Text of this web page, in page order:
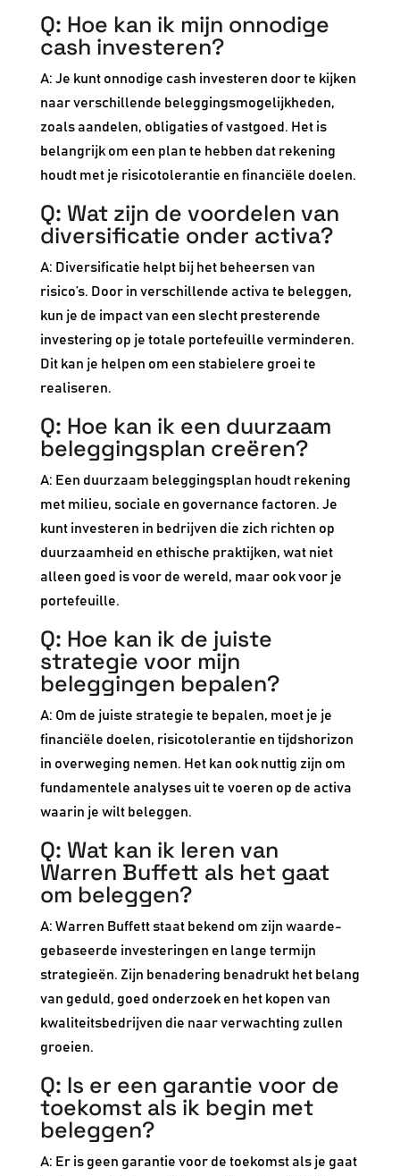
Q: Hoe kan ik mijn onnodige
cash investeren?
A: Je kunt onnodige cash investeren door te kijken
naar verschillende beleggingsmogelijkheden,
zoals aandelen, obligaties of vastgoed. Het is
belangrijk om een plan te hebben dat rekening
houdt met je risicotolerantie en financiële doelen.
Q: Wat zijn de voordelen van
diversificatie onder activa?
A: Diversificatie helpt bij het beheersen van
risico’s. Door in verschillende activa te beleggen,
kun je de impact van een slecht presterende
investering op je totale portefeuille verminderen.
Dit kan je helpen om een stabielere groei te
realiseren.
Q: Hoe kan ik een duurzaam
beleggingsplan creëren?
A: Een duurzaam beleggingsplan houdt rekening
met milieu, sociale en governance factoren. Je
kunt investeren in bedrijven die zich richten op
duurzaamheid en ethische praktijken, wat niet
alleen goed is voor de wereld, maar ook voor je
portefeuille.
Q: Hoe kan ik de juiste
strategie voor mijn
beleggingen bepalen?
A: Om de juiste strategie te bepalen, moet je je
financiële doelen, risicotolerantie en tijdshorizon
in overweging nemen. Het kan ook nuttig zijn om
fundamentele analyses uit te voeren op de activa
waarin je wilt beleggen.
Q: Wat kan ik leren van
Warren Buffett als het gaat
om beleggen?
A: Warren Buffett staat bekend om zijn waarde-
gebaseerde investeringen en lange termijn
strategieën. Zijn benadering benadrukt het belang
van geduld, goed onderzoek en het kopen van
kwaliteitsbedrijven die naar verwachting zullen
groeien.
Q: Is er een garantie voor de
toekomst als ik begin met
beleggen?
A: Er is geen garantie voor de toekomst als je gaat